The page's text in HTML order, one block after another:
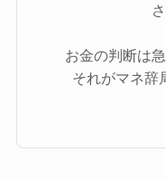
お金の判断は
それがマネ辞